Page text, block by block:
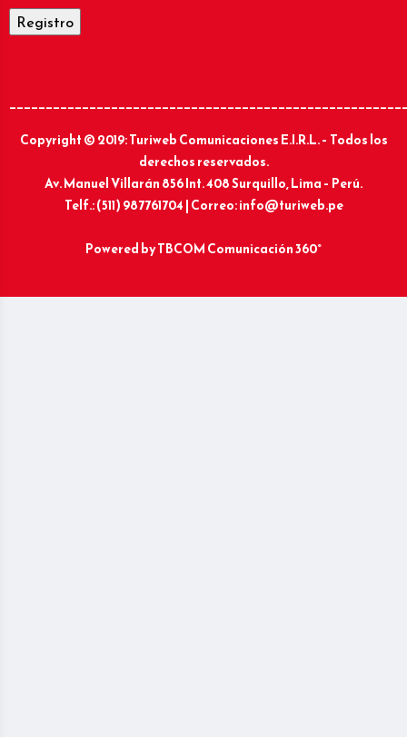
Copyright © 2019: Turiweb Comunicaciones E.I.R.L. – Todos los
derechos reservados.
Av. Manuel Villarán 856 Int. 408 Surquillo, Lima – Perú.
Telf.: (511) 987761704 | Correo: info@turiweb.pe
Powered byTBCOM Comunicación 360°